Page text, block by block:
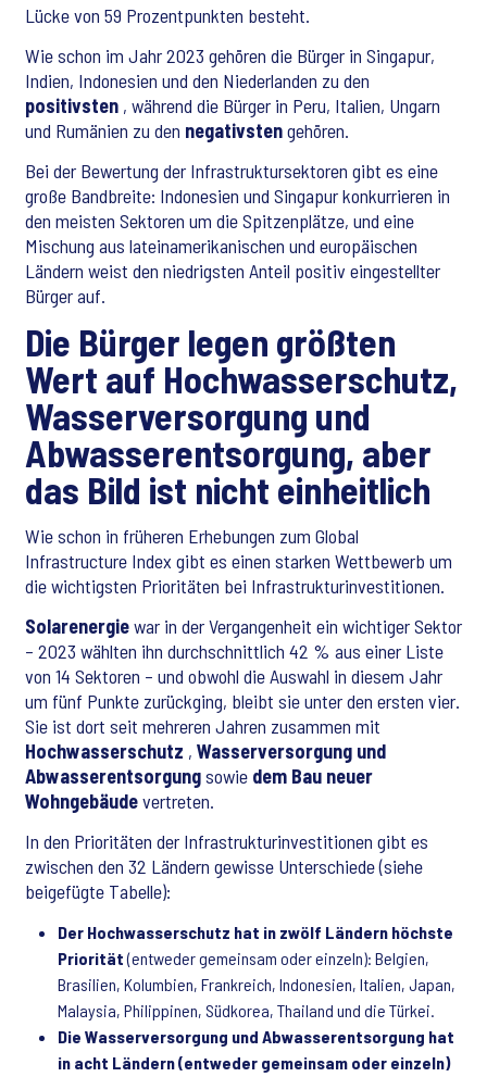
Lücke von 59 Prozentpunkten besteht.
Wie schon im Jahr 2023 gehören die Bürger in Singapur,
Indien, Indonesien und den Niederlanden zu den
positivsten , während die Bürger in Peru, Italien, Ungarn
und Rumänien zu den negativstengehören.
Bei der Bewertung der Infrastruktursektoren gibt es eine
große Bandbreite: Indonesien und Singapur konkurrieren in
den meisten Sektoren um die Spitzenplätze, und eine
Mischung aus lateinamerikanischen und europäischen
Ländern weist den niedrigsten Anteil positiv eingestellter
Bürger auf.
Die Bürger legen größten
Wert auf Hochwasserschutz,
Wasserversorgung und
Abwasserentsorgung, aber
das Bild ist nicht einheitlich
Wie schon in früheren Erhebungen zum Global
Infrastructure Index gibt es einen starken Wettbewerb um
die wichtigsten Prioritäten bei Infrastrukturinvestitionen.
Solarenergiewar in der Vergangenheit ein wichtiger Sektor
– 2023 wählten ihn durchschnittlich 42 % aus einer Liste
von 14 Sektoren – und obwohl die Auswahl in diesem Jahr
um fünf Punkte zurückging, bleibt sie unter den ersten vier.
Sie ist dort seit mehreren Jahren zusammen mit
Hochwasserschutz , Wasserversorgung und
Abwasserentsorgungsowie dem Bau neuer
Wohngebäudevertreten.
In den Prioritäten der Infrastrukturinvestitionen gibt es
zwischen den 32 Ländern gewisse Unterschiede (siehe
beigefügte Tabelle):
Der Hochwasserschutz hat in zwölf Ländern höchste
Priorität(entweder gemeinsam oder einzeln): Belgien,
Brasilien, Kolumbien, Frankreich, Indonesien, Italien, Japan,
Malaysia, Philippinen, Südkorea, Thailand und die Türkei.
Die Wasserversorgung und Abwasserentsorgung hat
in acht Ländern (entweder gemeinsam oder einzeln)